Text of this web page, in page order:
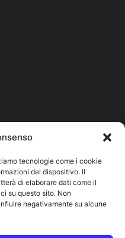
tecnologie come i cookie
del dispositivo. Il
di elaborare dati come il
su questo sito. Non
negativamente su alcune